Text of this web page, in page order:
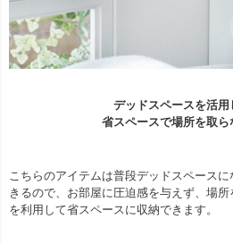
デッドスペースを活用
省スペースで場所を取ら
こちらのアイテムは普段デッドスペース
きるので、お部屋に圧迫感を与えず、場
を利用して省スペースに収納できます。